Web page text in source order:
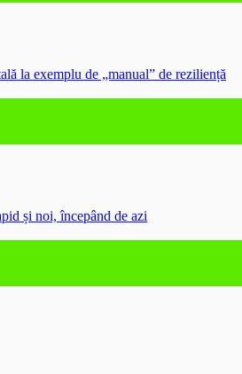
la exemplu de „manual” de reziliență
și noi, începând de azi